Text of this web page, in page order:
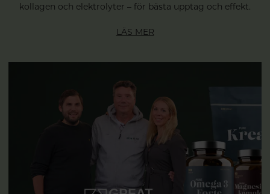
kollagen och elektrolyter – för bästa upptag och effekt.
LÄS MER